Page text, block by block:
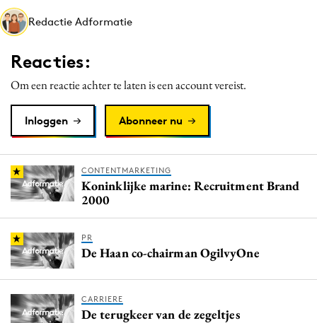
Redactie Adformatie
Reacties:
Om een reactie achter te laten is een account vereist.
Inloggen Abonneer nu
CONTENTMARKETING
Koninklijke marine: Recruitment Brand
2000
PR
De Haan co-chairman OgilvyOne
CARRIERE
De terugkeer van de zegeltjes